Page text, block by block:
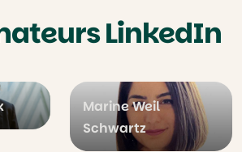
LinkedIn
Marine Weil
Schwartz